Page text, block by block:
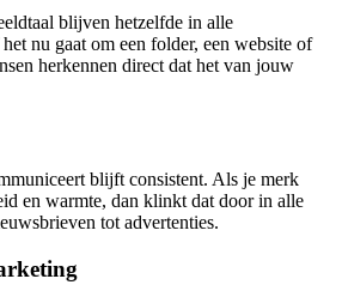
blijven hetzelfde in alle
nu gaat om een folder, een website of
herkennen direct dat het van jouw
blijft consistent. Als je merk
en warmte, dan klinkt dat door in alle
tot advertenties.